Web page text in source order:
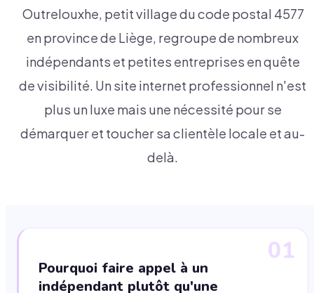
Outrelouxhe, petit village du code postal 4577
en province de Liège, regroupe de nombreux
indépendants et petites entreprises en quête
de visibilité. Un site internet professionnel n'est
plus un luxe mais une nécessité pour se
démarquer et toucher sa clientèle locale et au-
delà.
01
Pourquoi faire appel à un
indépendant plutôt qu'une